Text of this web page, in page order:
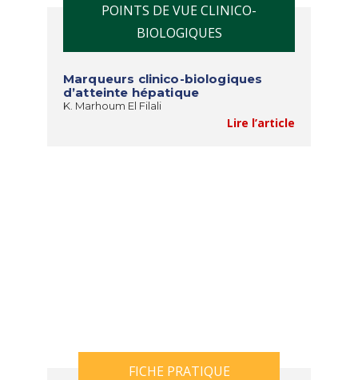
POINTS DE VUE CLINICO-
BIOLOGIQUES
Marqueurs clinico-biologiques
d’atteinte hépatique
K. Marhoum El Filali
Lire l’article
FICHE PRATIQUE